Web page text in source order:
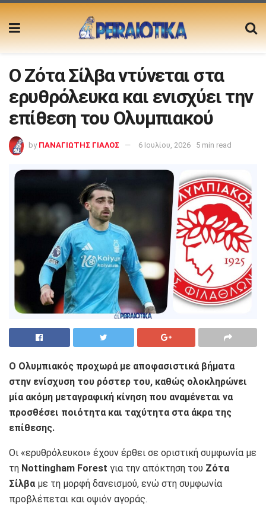
Ο Ζότα Σίλβα ντύνεται στα
ερυθρόλευκα και ενισχύει την
επίθεση του Ολυμπιακού
by ΠΑΝΑΓΙΩΤΗΣ ΓΙΑΛΟΣ 6 Ιουλίου, 2026 5 min read
Ο Ολυμπιακός προχωρά με αποφασιστικά βήματα
στην ενίσχυση του ρόστερ του, καθώς ολοκληρώνει
μία ακόμη μεταγραφική κίνηση που αναμένεται να
προσθέσει ποιότητα και ταχύτητα στα άκρα της
επίθεσης.
Οι «ερυθρόλευκοι» έχουν έρθει σε οριστική συμφωνία με
τη Nottingham Forest για την απόκτηση του Ζότα
Σίλβα με τη μορφή δανεισμού, ενώ στη συμφωνία
προβλέπεται και οψιόν αγοράς.